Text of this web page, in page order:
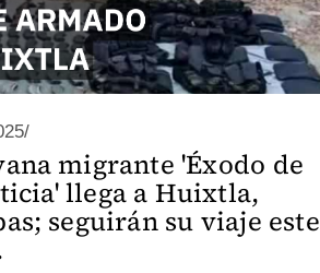
migrante 'Éxodo de
llega a Huixtla,
seguirán su viaje este